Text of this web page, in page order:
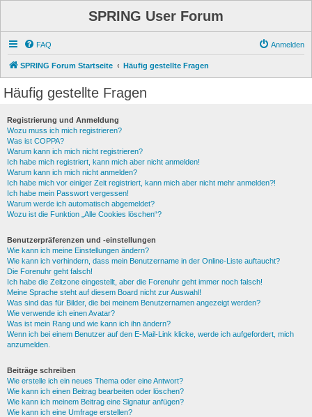
SPRING User Forum
FAQ Anmelden
SPRING Forum Startseite Häufig gestellte Fragen
Häufig gestellte Fragen
Registrierung und Anmeldung
Wozu muss ich mich registrieren?
Was ist COPPA?
Warum kann ich mich nicht registrieren?
Ich habe mich registriert, kann mich aber nicht anmelden!
Warum kann ich mich nicht anmelden?
Ich habe mich vor einiger Zeit registriert, kann mich aber nicht mehr anmelden?!
Ich habe mein Passwort vergessen!
Warum werde ich automatisch abgemeldet?
Wozu ist die Funktion „Alle Cookies löschen“?
Benutzerpräferenzen und -einstellungen
Wie kann ich meine Einstellungen ändern?
Wie kann ich verhindern, dass mein Benutzername in der Online-Liste auftaucht?
Die Forenuhr geht falsch!
Ich habe die Zeitzone eingestellt, aber die Forenuhr geht immer noch falsch!
Meine Sprache steht auf diesem Board nicht zur Auswahl!
Was sind das für Bilder, die bei meinem Benutzernamen angezeigt werden?
Wie verwende ich einen Avatar?
Was ist mein Rang und wie kann ich ihn ändern?
Wenn ich bei einem Benutzer auf den E-Mail-Link klicke, werde ich aufgefordert, mich
anzumelden.
Beiträge schreiben
Wie erstelle ich ein neues Thema oder eine Antwort?
Wie kann ich einen Beitrag bearbeiten oder löschen?
Wie kann ich meinem Beitrag eine Signatur anfügen?
Wie kann ich eine Umfrage erstellen?